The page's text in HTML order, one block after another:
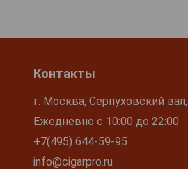
Контакты
г. Москва, Серпуховский
Ежедневно с 10:00 до 22:00
+7(495) 644-59-95
info@cigarpro.ru